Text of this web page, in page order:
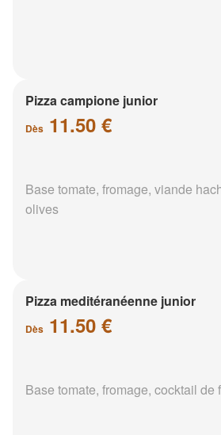
Pizza campione junior
Dès 11.50 €
Base tomate, fromage, viande
olives
Pizza meditéranéenne junior
Dès 11.50 €
Base tomate, fromage, cocktail de